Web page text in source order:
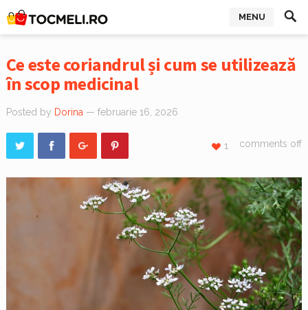
MENU
Ce este coriandrul și cum se utilizează
în scop medicinal
Posted by Dorina — februarie 16, 2026
comments off
1